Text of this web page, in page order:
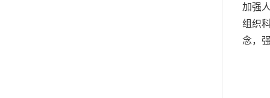
加强
组织
念，